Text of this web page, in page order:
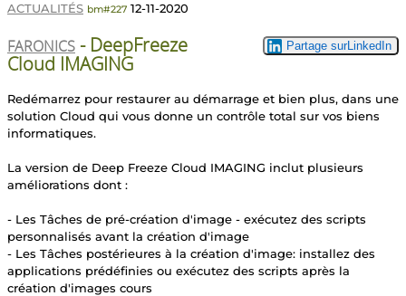
ACTUALITÉS bm#227 12-11-2020
FARONICS - DeepFreeze
Cloud IMAGING
Redémarrez pour restaurer au démarrage et bien plus, dans une
solution Cloud qui vous donne un contrôle total sur vos biens
informatiques.
La version de Deep Freeze Cloud IMAGING inclut plusieurs
améliorations dont :
- Les Tâches de pré-création d'image - exécutez des scripts
personnalisés avant la création d'image
- Les Tâches postérieures à la création d'image: installez des
applications prédéfinies ou exécutez des scripts après la
création d'images cours